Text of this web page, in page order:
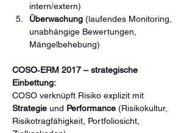
intern/extern)
Überwachung (laufendes Monitoring,
unabhängige Bewertungen,
Mängelbehebung)
COSO‑ERM 2017 – strategische
Einbettung:
COSO verknüpft Risiko explizit mit
Strategie und Performance (Risikokultur,
Risikotragfähigkeit, Portfoliosicht,